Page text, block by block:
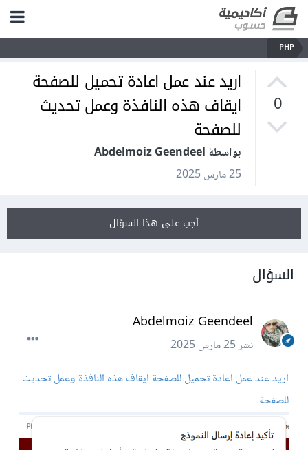
PHP
0
اريد عند عمل اعادة تحميل للصفحة
ايقاف هذه النافذة وعمل تحديث
للصفحة
بواسطة Abdelmoiz Geendeel
25 مارس 2025
أجب على هذا السؤال
السؤال
Abdelmoiz Geendeel
نشر25 مارس 2025
اريد عند عمل اعادة تحميل للصفحة ايقاف هذه النافذة وعمل تحديث
للصفحة